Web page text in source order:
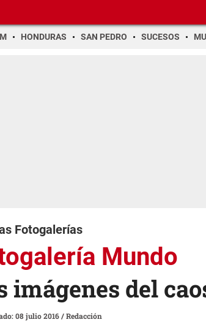
HONDURAS SAN PEDRO SUCESOS
Fotogalerías
Mundo
imágenes del
08 julio 2016/Redacción